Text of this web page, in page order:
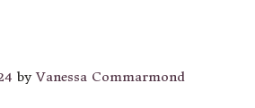
byVanessa Commarmond